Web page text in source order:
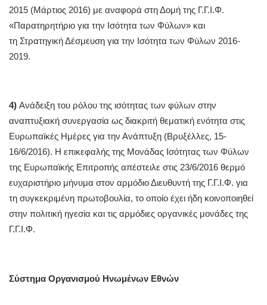
2015 (Μάρτιος 2016) με αναφορά στη Δομή της Γ.Γ.Ι.Φ.
«Παρατηρητήριο για την Ισότητα των Φύλων» και
τη Στρατηγική Δέσμευση για την Ισότητα των Φύλων 2016-
2019.
4) Ανάδειξη του ρόλου της ισότητας των φύλων στην
αναπτυξιακή συνεργασία ως διακριτή θεματική ενότητα στις
Ευρωπαϊκές Ημέρες για την Ανάπτυξη (Βρυξέλλες, 15-
16/6/2016). Η επικεφαλής της Μονάδας Ισότητας των Φύλων
της Ευρωπαϊκής Επιτροπής απέστειλε στις 23/6/2016 θερμό
ευχαριστήριο μήνυμα στον αρμόδιο Διευθυντή της Γ.Γ.Ι.Φ. για
τη συγκεκριμένη πρωτοβουλία, το οποίο έχει ήδη κοινοποιηθεί
στην πολιτική ηγεσία και τις αρμόδιες οργανικές μονάδες της
Γ.Γ.Ι.Φ.
Σύστημα Οργανισμού Ηνωμένων Εθνών